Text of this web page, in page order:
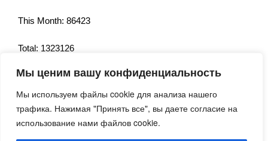
Мы ценим вашу конфиденциальность
Мы используем файлы cookie для анализа нашего
трафика. Нажимая "Принять все", вы даете согласие на
использование нами файлов cookie.
This Month: 86423
Total: 1323126
Currently Online: 216